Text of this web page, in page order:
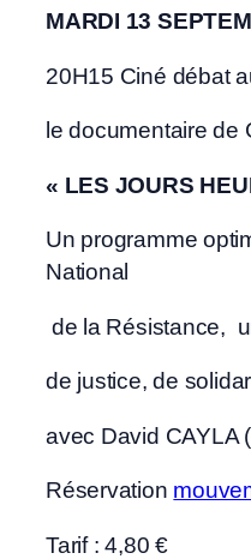
MARDI 13
20H15 Ciné débat
le documentaire de
« LES JOURS
Un programme
National
de la Résistance,
de justice, de
avec David CAYLA
Réservation
Tarif : 4,80 €